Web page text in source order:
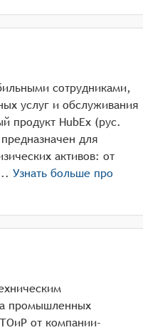
сотрудниками,
услуг и обслуживания
продукт HubEx (рус.
для
активов: от
в обслуживание до ... Узнать больше про
промышленных
от компании-